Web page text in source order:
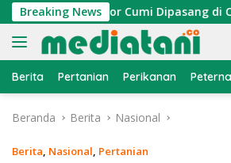
Langsung
ke
konten
Breaking News
Atraktor Cumi Dipasang di Coral
Berita Pertanian Perikanan
Beranda Berita Nasional
Berita, Nasional, Pertanian